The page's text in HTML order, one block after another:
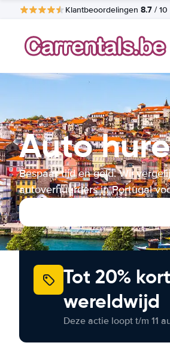
Klantbeoordelingen 8.7 / 10
Auto
Bespaar tijd en geld. Wij
autoverhuurders in Portugal
Tot 20%
wereldwijd
Deze actie loopt t/m 11